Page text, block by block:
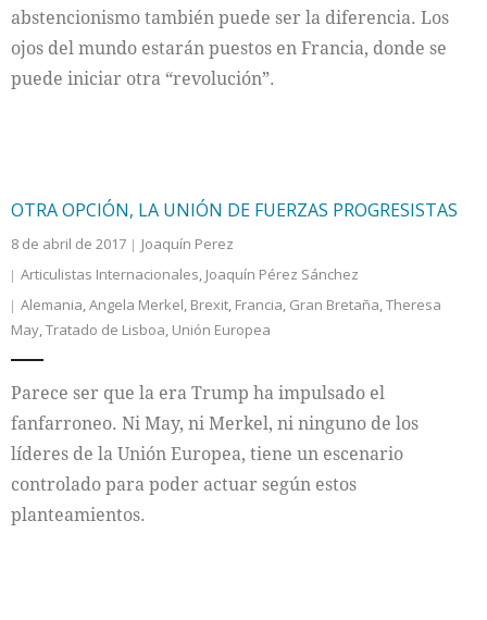
abstencionismo también puede ser la diferencia. Los
ojos del mundo estarán puestos en Francia, donde se
puede iniciar otra “revolución”.
OTRA OPCIÓN, LA UNIÓN DE FUERZAS PROGRESISTAS
8 de abril de 2017
Joaquín Perez
Articulistas Internacionales, Joaquín Pérez Sánchez
Alemania,Angela Merkel, Brexit, Francia, Gran Bretaña,Theresa
May,Tratado de Lisboa, Unión Europea
Parece ser que la era Trump ha impulsado el
fanfarroneo. Ni May, ni Merkel, ni ninguno de los
líderes de la Unión Europea, tiene un escenario
controlado para poder actuar según estos
planteamientos.